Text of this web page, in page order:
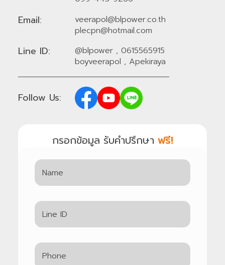
Email:
veerapol@blpower.co.th
plecpn@hotmail.com
Line ID: @blpower, 0615565915
boyveerapol , Apekiraya
Follow Us:
กรอกข้อมูล รับคำปรึกษา ฟรี!